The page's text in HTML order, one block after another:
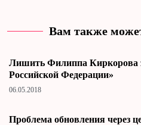
Вам также
Лишить Филиппа Киркорова
Российской Федерации»
06.05.2018
Проблема обновления через